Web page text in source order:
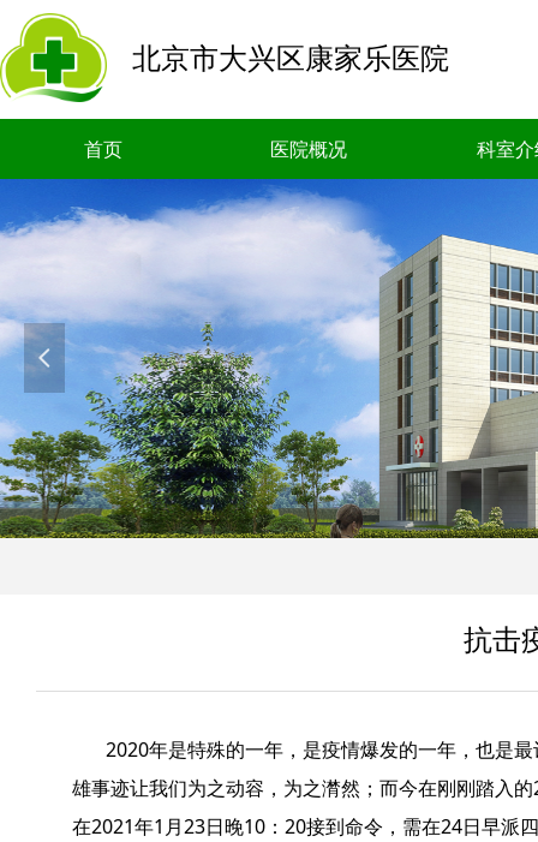
北京市大兴区康家乐医院
首页 医院概况 科室介
抗击
2020年是特殊的一年，是疫情爆发的一年，也是最
雄事迹让我们为之动容，为之潸然；而今在刚刚踏入
在2021年1月23日晚10：20接到命令，需在24日早派
넳